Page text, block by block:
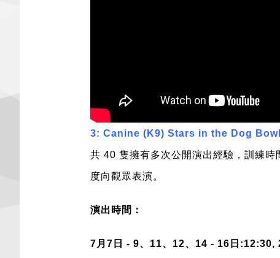
3: Canine (K9) Stars in the Dog Bowl
共 40 隻擁有多次公開演出經驗，訓練
度向觀眾表演。
演出時間：
7月7日 - 9、11、12、14 - 16日